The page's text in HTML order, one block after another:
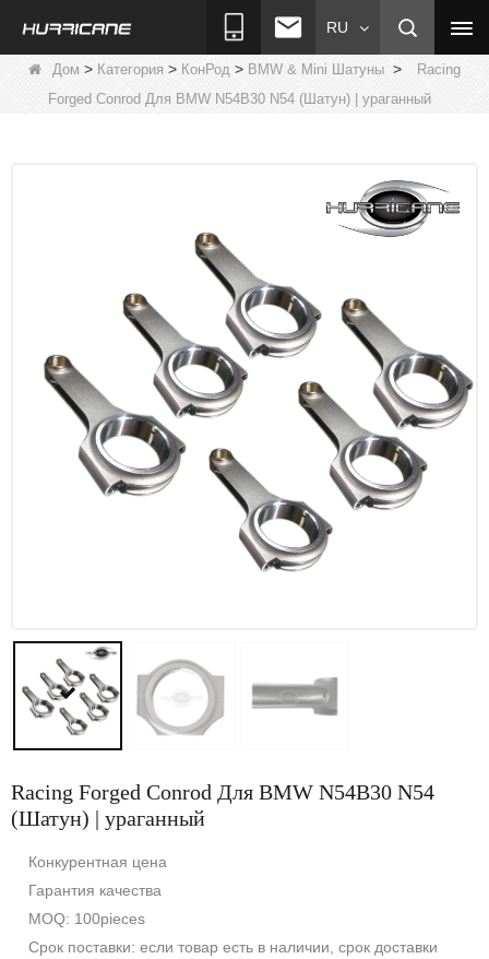
RU
Дом > Категория > КонРод > BMW & Mini Шатуны >
Racing
Forged Conrod Для BMW N54B30 N54 (Шатун) | ураганный
Racing Forged Conrod Для BMW N54B30 N54
(Шатун) | ураганный
Конкурентная цена
Гарантия качества
MOQ: 100pieces
Срок поставки: если товар есть в наличии, срок доставки